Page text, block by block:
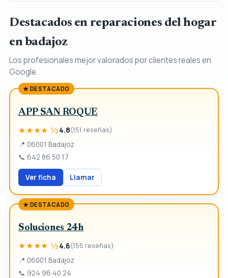
Destacados en reparaciones del hogar
en badajoz
Los profesionales mejor valorados por clientes reales en
Google.
★ DESTACADO
APP SAN ROQUE
★★★★ ½4.8(151 reseñas)
📍 06001 Badajoz
📞 642 86 50 17
Ver ficha Llamar
★ DESTACADO
Soluciones 24h
★★★★ ½4.6(155 reseñas)
📍 06001 Badajoz
📞 924 96 40 24